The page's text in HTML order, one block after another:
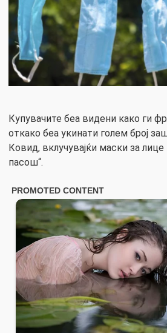
Купувачите беа видени како ги
откако беа укинати голем број
Ковид, вклучувајќи маски за лице
пасош“.